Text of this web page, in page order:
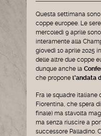
Questa settimana
coppe europee. Le
mercoledì 9 aprile
interamente alla
giovedì 10 aprile 2025
delle altre due coppe
dunque anche la
che propone l’andata
Fra le squadre italiane
Fiorentina, che spera
finale) ma stavolta
ma senza riuscire a
successore Palladino.